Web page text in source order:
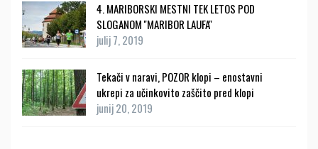
4. MARIBORSKI MESTNI TEK LETOS POD
SLOGANOM ''MARIBOR LAUFA''
julij 7, 2019
Tekači v naravi, POZOR klopi – enostavni
ukrepi za učinkovito zaščito pred klopi
junij 20, 2019